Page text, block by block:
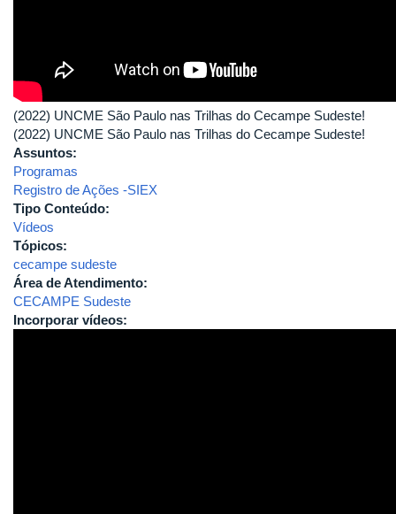
(2022) UNCME São Paulo nas Trilhas do Cecampe Sudeste!
(2022) UNCME São Paulo nas Trilhas do Cecampe Sudeste!
Assuntos:
Programas
Registro de Ações -SIEX
Tipo Conteúdo:
Vídeos
Tópicos:
cecampe sudeste
Área de Atendimento:
CECAMPE Sudeste
Incorporar vídeos: